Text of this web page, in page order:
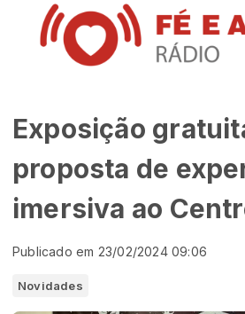
Exposição
proposta de
imersiva ao
Publicado em 23/02/2024 09:06
Novidades